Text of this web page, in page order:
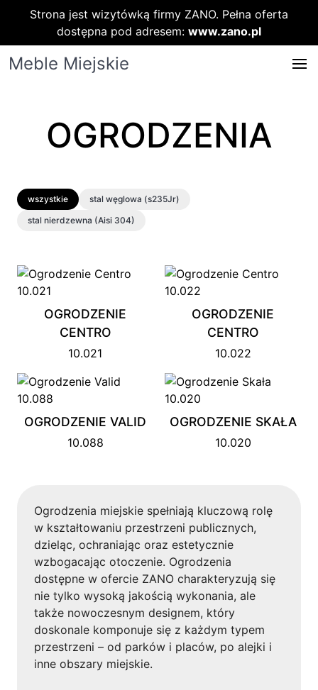
Strona jest wizytówką firmy ZANO. Pełna oferta
dostępna pod adresem: www.zano.pl
Meble Miejskie
OGRODZENIA
wszystkie
stal węglowa (s235Jr)
stal nierdzewna (Aisi 304)
OGRODZENIE
CENTRO
10.021
OGRODZENIE
CENTRO
10.022
OGRODZENIE VALID
10.088
OGRODZENIE SKAŁA
10.020
Ogrodzenia miejskie spełniają kluczową rolę
w kształtowaniu przestrzeni publicznych,
dzieląc, ochraniając oraz estetycznie
wzbogacając otoczenie. Ogrodzenia
dostępne w ofercie ZANO charakteryzują się
nie tylko wysoką jakością wykonania, ale
także nowoczesnym designem, który
doskonale komponuje się z każdym typem
przestrzeni – od parków i placów, po alejki i
inne obszary miejskie.